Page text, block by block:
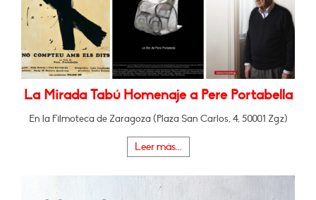
La Mirada Tabú Homenaje a Pere Portabella
En la Filmoteca de Zaragoza (Plaza San Carlos, 4, 50001 Zgz)
Leer más...